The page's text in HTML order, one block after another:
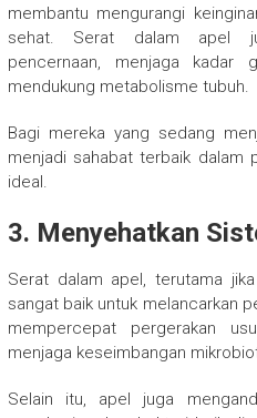
membantu mengurangi
sehat. Serat dalam apel
pencernaan, menjaga
mendukung metabolisme tubuh.
Bagi mereka yang sedang
menjadi sahabat terbaik dalam
ideal.
3. Menyehatkan
Serat dalam apel, terutama
sangat baik untuk melancarkan
mempercepat pergerakan
menjaga keseimbangan
Selain itu, apel juga